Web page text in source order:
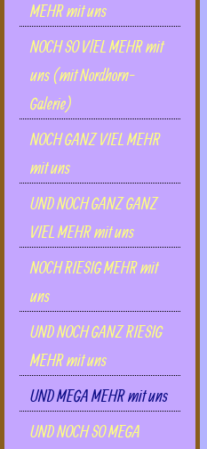
MEHR mit uns
NOCH SO VlEL MEHR mit
uns (mit Nordhorn-
Galerie)
NOCH GANZ VIEL MEHR
mit uns
UND NOCH GANZ GANZ
VIEL MEHR mit uns
NOCH RIESIG MEHR mit
uns
UND NOCH GANZ RIESIG
MEHR mit uns
UND MEGA MEHR mit uns
UND NOCH SO MEGA